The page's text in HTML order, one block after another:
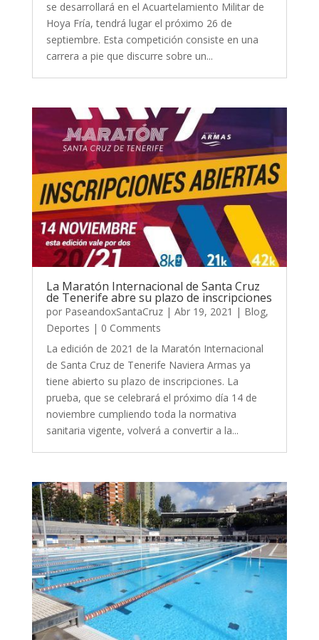
se desarrollará en el Acuartelamiento Militar de
Hoya Fría, tendrá lugar el próximo 26 de
septiembre. Esta competición consiste en una
carrera a pie que discurre sobre un...
La Maratón Internacional de Santa Cruz
de Tenerife abre su plazo de inscripciones
por PaseandoxSantaCruz| Abr 19, 2021 | Blog,
Deportes | 0 Comments
La edición de 2021 de la Maratón Internacional
de Santa Cruz de Tenerife Naviera Armas ya
tiene abierto su plazo de inscripciones. La
prueba, que se celebrará el próximo día 14 de
noviembre cumpliendo toda la normativa
sanitaria vigente, volverá a convertir a la...